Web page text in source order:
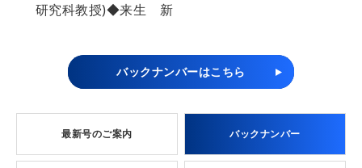
研究科教授)◆来生 新
バックナンバーはこちら
最新号のご案内 バックナンバー